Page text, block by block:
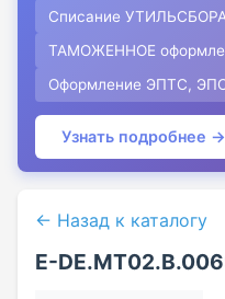
Списание
ТАМОЖЕННОЕ
Оформление ЭПТС,
Узнать подробнее →
← Назад к каталогу
E-